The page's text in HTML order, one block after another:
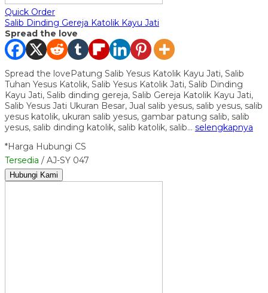
Quick Order
Salib Dinding Gereja Katolik Kayu Jati
Spread the love
Spread the lovePatung Salib Yesus Katolik Kayu Jati, Salib
Tuhan Yesus Katolik, Salib Yesus Katolik Jati, Salib Dinding
Kayu Jati, Salib dinding gereja, Salib Gereja Katolik Kayu Jati,
Salib Yesus Jati Ukuran Besar, Jual salib yesus, salib yesus, salib
yesus katolik, ukuran salib yesus, gambar patung salib, salib
yesus, salib dinding katolik, salib katolik, salib… selengkapnya
*Harga Hubungi CS
Tersedia / AJ-SY 047
Hubungi Kami